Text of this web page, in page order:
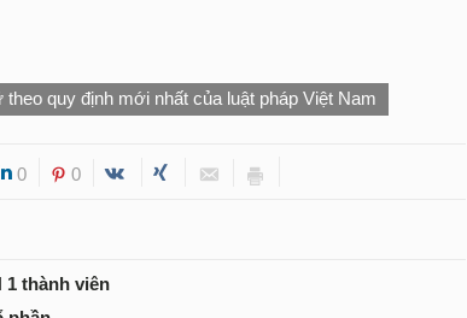
quy định mới nhất của luật pháp Việt Nam
0 0
1 thành viên